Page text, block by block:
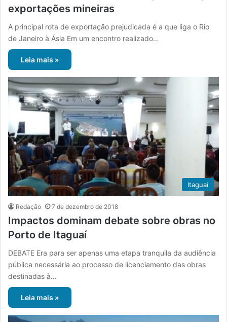
exportações mineiras
A principal rota de exportação prejudicada é a que liga o Rio
de Janeiro à Ásia Em um encontro realizado…
Leia mais »
Itaguaí
Redação 7 de dezembro de 2018
Impactos dominam debate sobre obras no
Porto de Itaguaí
DEBATE Era para ser apenas uma etapa tranquila da audiência
pública necessária ao processo de licenciamento das obras
destinadas à…
Leia mais »